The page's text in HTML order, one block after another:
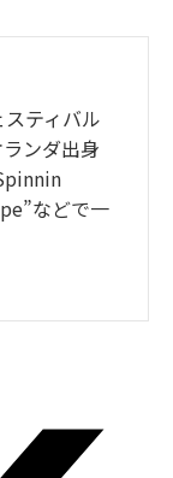
ティバル
ンダ出身
などで一